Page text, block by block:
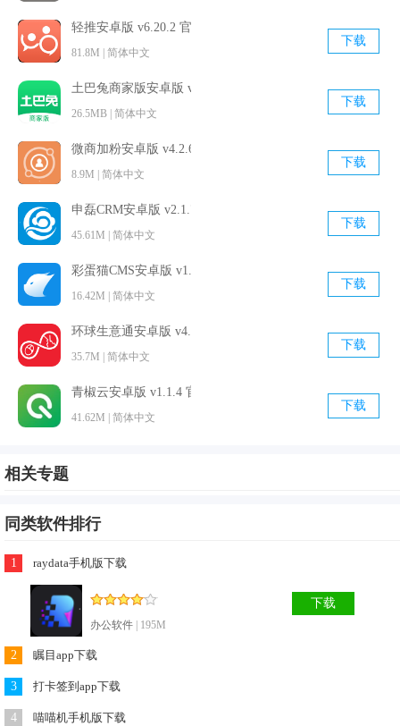
4.为企业招聘、招人才提供了帮助，可以借助app线上宣传和
展示企业，完善企业信息；
5.覆盖超多人才资源信息，实时更新，包含各个行业，还入驻
大量职场专家精英；
6.打造全新的人才资源共享模式，让所有企业都能参与进来，
共享人才，发现更多有价值的人才；
8.人力资源配置逐步由“雇佣 ”向“共享”模式变化，服务众包平
更新日志
修改已知bug！修改已知bug.拨打电话功能
首页频道图标视觉升级了
轻推安卓版 v6.20.2 官方最新版
81.8M | 简体中文
下载
土巴兔商家版安卓版 v4.17.0 最新免费版
26.5MB | 简体中文
下载
微商加粉安卓版 v4.2.6 手机免费版
8.9M | 简体中文
下载
申磊CRM安卓版 v2.1.7 最新免费版
45.61M | 简体中文
下载
彩蛋猫CMS安卓版 v1.3.3 最新免费版
16.42M | 简体中文
下载
环球生意通安卓版 v4.3.0 官方免费版
35.7M | 简体中文
下载
青椒云安卓版 v1.1.4 官方免费版
41.62M | 简体中文
下载
相关专题
同类软件排行
1 raydata手机版下载
办公软件 | 195M
下载
2 瞩目app下载
3 打卡签到app下载
4 喵喵机手机版下载